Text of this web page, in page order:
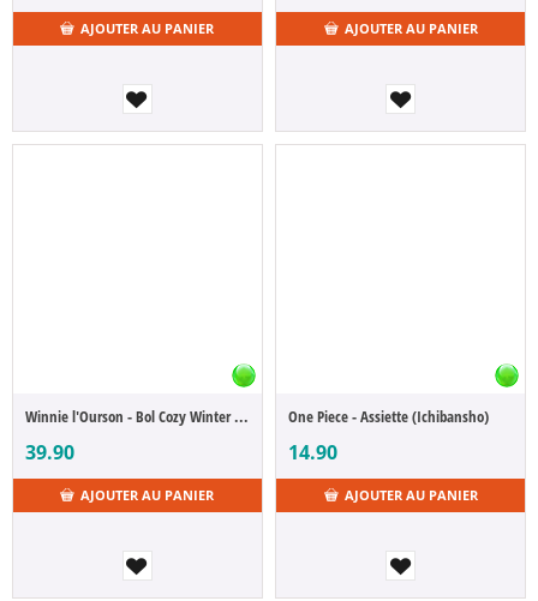
AJOUTER AU PANIER AJOUTER AU PANIER
Winnie l'Ourson - Bol Cozy Winter Days - B Winnie l’Ourson (Ichibansho)
39.90
AJOUTER AU PANIER
One Piece - Assiette (Ichibansho)
14.90
AJOUTER AU PANIER